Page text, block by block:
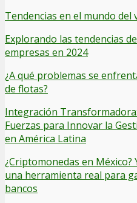
Tendencias en el mundo del
Explorando las tendencias
empresas en 2024
¿A qué problemas se
de flotas?
Integración
Fuerzas para Innovar la
en América Latina
¿Criptomonedas en México?
una herramienta real para
bancos